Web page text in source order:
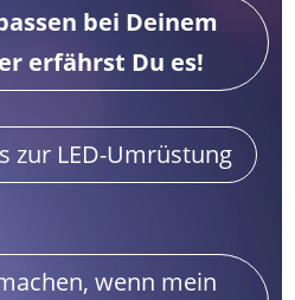
bei Deinem
erfährst Du es!
zur LED-Umrüstung
wenn mein